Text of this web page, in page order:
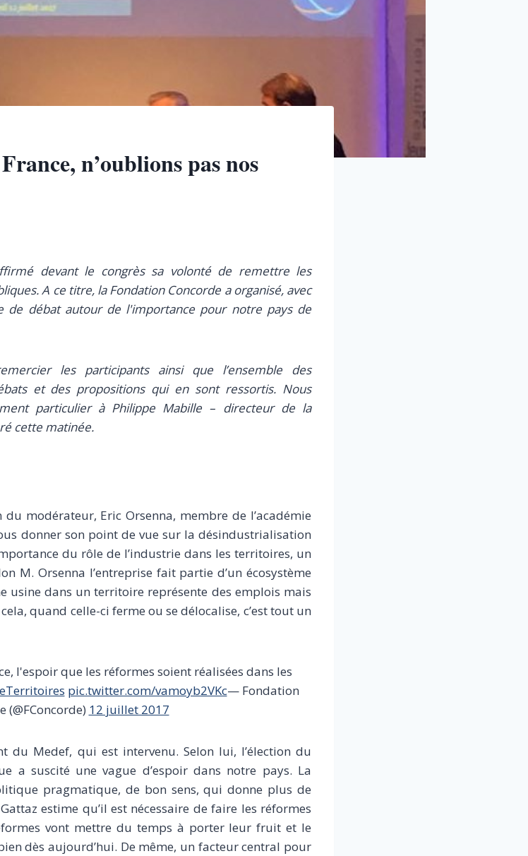
n’oublions pas nos
devant le congrès sa volonté de remettre les
A ce titre, la Fondation Concorde a organisé, avec
de débat autour de l'importance pour notre pays de
les participants ainsi que l’ensemble des
et des propositions qui en sont ressortis. Nous
particulier à Philippe Mabille – directeur de la
cette matinée.
modérateur, Eric Orsenna, membre de l’académie
donner son point de vue sur la désindustrialisation
du rôle de l’industrie dans les territoires, un
M. Orsenna l’entreprise fait partie d’un écosystème
usine dans un territoire représente des emplois mais
quand celle-ci ferme ou se délocalise, c’est tout un
l'espoir que les réformes soient réalisées dans les
pic.twitter.com/vamoyb2VKc— Fondation
(@FConcorde) 12 juillet 2017
du Medef, qui est intervenu. Selon lui, l’élection du
a suscité une vague d’espoir dans notre pays. La
pragmatique, de bon sens, qui donne plus de
estime qu’il est nécessaire de faire les réformes
vont mettre du temps à porter leur fruit et le
dès aujourd’hui. De même, un facteur central pour